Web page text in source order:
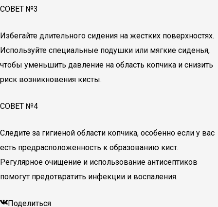
СОВЕТ №3
Избегайте длительного сидения на жестких поверхностях.
Используйте специальные подушки или мягкие сиденья,
чтобы уменьшить давление на область копчика и снизить
риск возникновения кисты.
СОВЕТ №4
Следите за гигиеной области копчика, особенно если у вас
есть предрасположенность к образованию кист.
Регулярное очищение и использование антисептиков
помогут предотвратить инфекции и воспаления.
Поделиться